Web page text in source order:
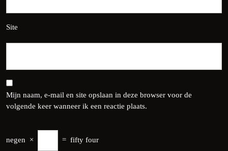
Site
Mijn naam, e-mail en site opslaan in deze browser voor de
volgende keer wanneer ik een reactie plaats.
negen × = fifty four